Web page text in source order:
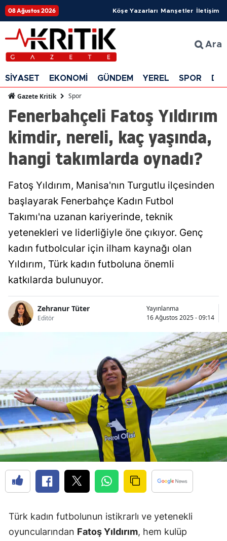
08 Ağustos 2026 Köşe Yazarları Manşetler İletişim
Ara
SİYASET EKONOMİ GÜNDEM YEREL SPOR
Gazete Kritik Spor
Fenerbahçeli Fatoş Yıldırım
kimdir, nereli, kaç yaşında,
hangi takımlarda oynadı?
Fatoş Yıldırım, Manisa'nın Turgutlu ilçesinden
başlayarak Fenerbahçe Kadın Futbol
Takımı'na uzanan kariyerinde, teknik
yetenekleri ve liderliğiyle öne çıkıyor. Genç
kadın futbolcular için ilham kaynağı olan
Yıldırım, Türk kadın futboluna önemli
katkılarda bulunuyor.
Zehranur Tüter
Editör
Yayınlanma
16 Ağustos 2025 - 09:14
Türk kadın futbolunun istikrarlı ve yetenekli
oyuncularından Fatoş Yıldırım, hem kulüp